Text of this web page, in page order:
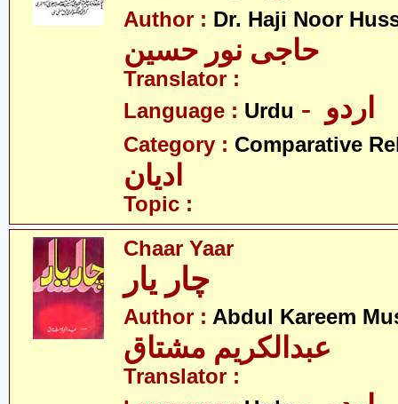
Author : Dr. Haji Noor
حاجی نور حسین
Translator :
Language : Urdu
Category : Comparative
ادیان
Topic :
Chaar Yaar
چار یار
Author : Abdul Kareem
عبدالکریم مشتاق
Translator :